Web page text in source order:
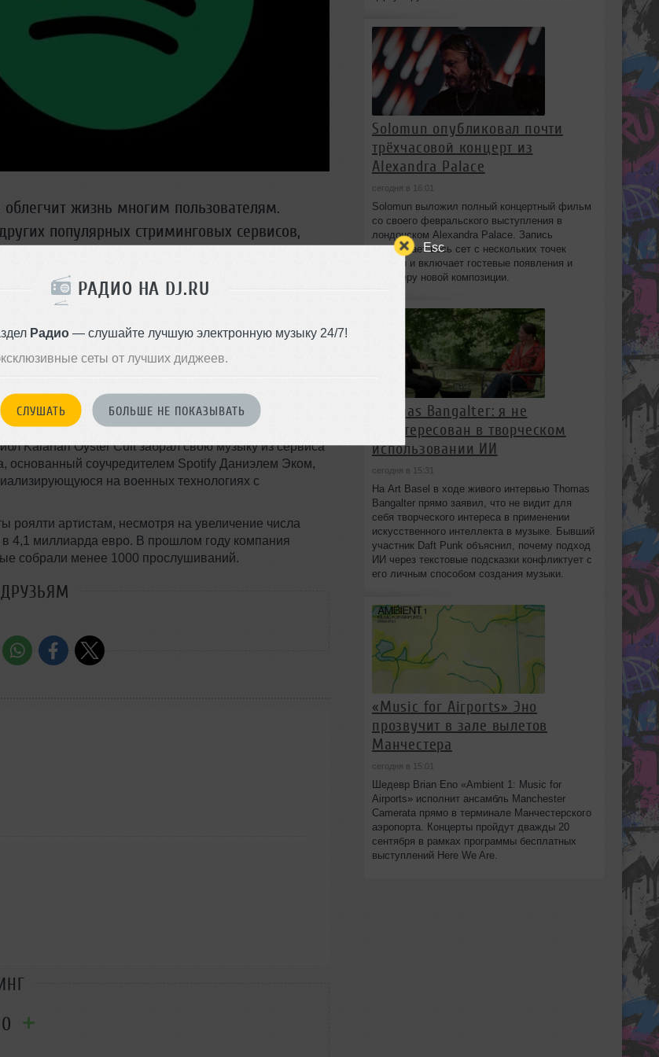
Esc
РАДИО НА DJ.RU
Радио— слушайте лучшую электронную музыку 24/7!
сеты от лучших диджеев.
СЛУШАТЬ БОЛЬШЕ НЕ ПОКАЗЫВАТЬ
жизнь многим пользователям.
популярных стриминговых сервисов,
фоне многочисленных обсуждений о
пользователям импортировать свои плейлисты из
был протестирован в Австралии и Новой Зеландии и
Франции, Германии и Мексике.
зайти в настройки Apple Music и выбрать
в аккаунт стримингового сервиса, с которого
импорта.
ухода музыкантов и лейблов с платформы
Kalahari Oyster Cult забрал свою музыку из сервиса
основанный соучредителем Spotify Даниэлем Эком,
на военных технологиях с
роялти артистам, несмотря на увеличение числа
4,1 миллиарда евро. В прошлом году компания
собрали менее 1000 прослушиваний.
0
Solomun опубликовал почти
трёхчасовой концерт из
Alexandra Palace
сегодня в 16:01
Solomun выложил полный концертный фильм
со своего февральского выступления в
лондонском Alexandra Palace. Запись
охватывает весь сет с нескольких точек
съёмки и включает гостевые появления и
премьеру новой композиции.
Thomas Bangalter: я не
заинтересован в творческом
использовании ИИ
сегодня в 15:31
На Art Basel в ходе живого интервью Thomas
Bangalter прямо заявил, что не видит для
себя творческого интереса в применении
искусственного интеллекта в музыке. Бывший
участник Daft Punk объяснил, почему подход
ИИ через текстовые подсказки конфликтует с
его личным способом создания музыки.
«Music for Airports» Эно
прозвучит в зале вылетов
Манчестера
сегодня в 15:01
Шедевр Brian Eno «Ambient 1: Music for
Airports» исполнит ансамбль Manchester
Camerata прямо в терминале Манчестерского
аэропорта. Концерты пройдут дважды 20
сентября в рамках программы бесплатных
выступлений Here We Are.